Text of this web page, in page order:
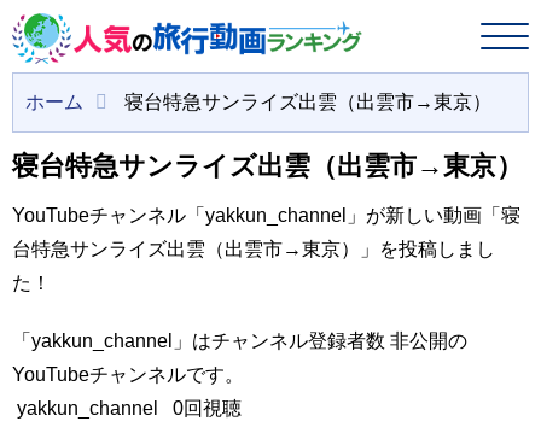
ホーム 寝台特急サンライズ出雲（出雲市→東京）
寝台特急サンライズ出雲（出雲市→東京）
YouTubeチャンネル「yakkun_channel」が新しい動画「寝
台特急サンライズ出雲（出雲市→東京）」を投稿しまし
た！
「yakkun_channel」はチャンネル登録者数 非公開の
YouTubeチャンネルです。
yakkun_channel
0回視聴